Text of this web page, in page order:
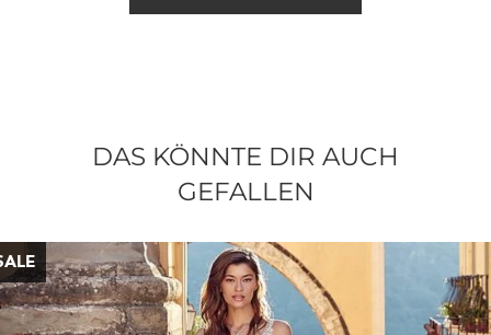
DAS KÖNNTE DIR AUCH
GEFALLEN